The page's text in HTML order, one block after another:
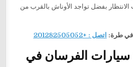
بفضل تواجد الأوناش بالقرب من
في طرة: اتصل : +201282505052
سيارات الفرسان في